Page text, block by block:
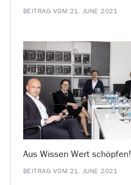
BEITRAG VOM 21. JUNE 2021
Aus Wissen Wert schöpfen!
BEITRAG VOM 21. JUNE 2021